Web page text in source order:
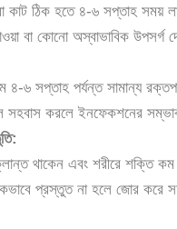
কাট ঠিক হতে ৪-৬ সপ্তাহ সময়
বা কোনো অস্বাভাবিক উপসর্গ
৪-৬ সপ্তাহ পর্যন্ত সামান্য
সহবাস করলে ইনফেকশনের
থাকেন এবং শরীরে শক্তি কম
প্রস্তুত না হলে জোর করে